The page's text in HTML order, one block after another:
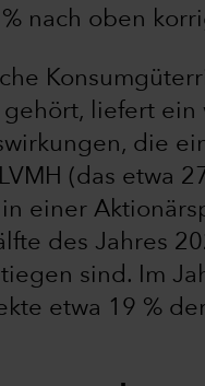
nach oben
gehört, liefert
die
(das etwa
einer
des Jahres
sind. Im
etwa 19 %